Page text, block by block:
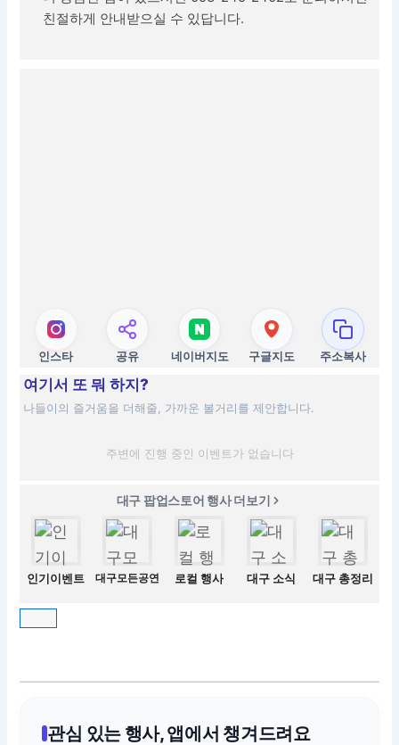
친절하게 안내받으실 수 있답니다.
인스타 공유 네이버지도 구글지도 주소복사
여기서 또 뭐 하지?
나들이의 즐거움을 더해줄, 가까운 볼거리를 제안합니다.
주변에 진행 중인 이벤트가 없습니다
대구 팝업스토어 행사 더보기
인기이벤트 대구모든공연 로컬 행사 대구 소식 대구 총정리
관심 있는 행사, 앱에서 챙겨드려요